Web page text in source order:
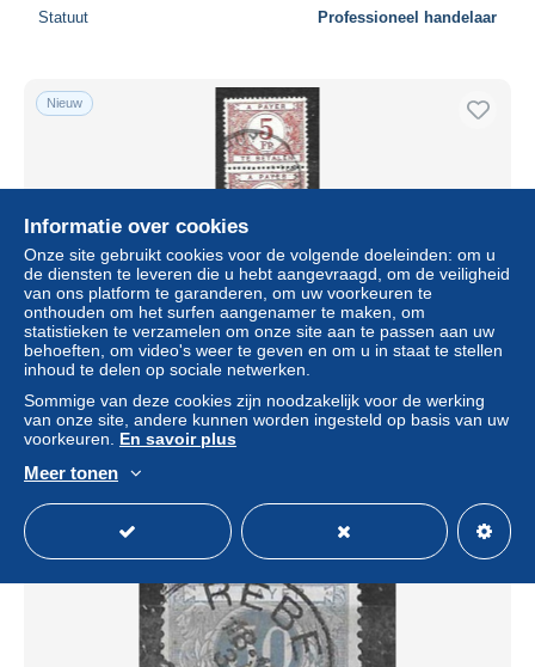
Statuut Professioneel handelaar
Nieuw
TX62 Chiffre coloré sur fond blanc - Bande verticale de 3 -
Bonne valeur - Oblit. - LOOK!!!!
± US$ 0,36
Statuut
Informatie over cookies
Onze site gebruikt cookies voor de volgende doeleinden: om u
de diensten te leveren die u hebt aangevraagd, om de veiligheid
van ons platform te garanderen, om uw voorkeuren te
onthouden om het surfen aangenamer te maken, om
statistieken te verzamelen om onze site aan te passen aan uw
behoeften, om video's weer te geven en om u in staat te stellen
inhoud te delen op sociale netwerken.
Sommige van deze cookies zijn noodzakelijk voor de werking
van onze site, andere kunnen worden ingesteld op basis van uw
voorkeuren. En savoir plus
Meer tonen